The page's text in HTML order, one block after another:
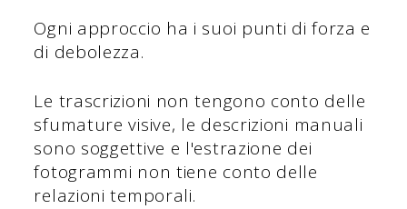
Ogni approccio ha i suoi punti di forza e
di debolezza.
Le trascrizioni non tengono conto delle
sfumature visive, le descrizioni manuali
sono soggettive e l'estrazione dei
fotogrammi non tiene conto delle
relazioni temporali.